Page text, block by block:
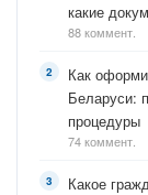
какие
88 коммент.
Как
Беларуси:
процедуры
74 коммент.
Какое